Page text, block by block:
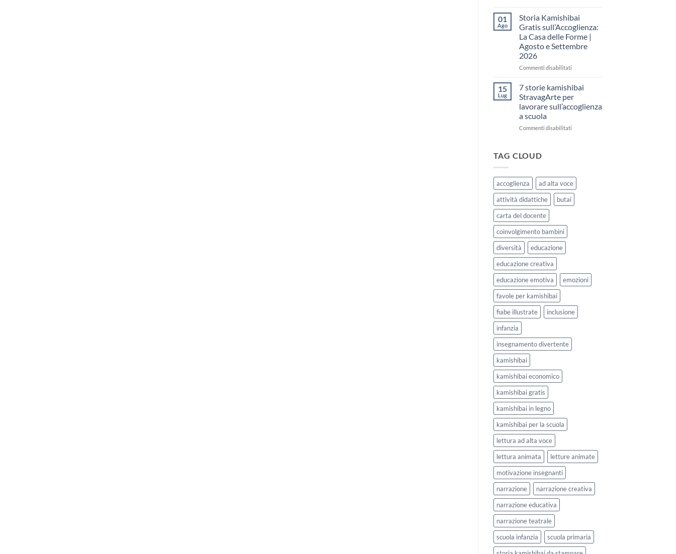
di
Attività
Kamishibai
Gratis
da
Stampare:
come
e
i
bambini
01
Ago
Storia Kamishibai
Gratis sull’Accoglienza:
La Casa delle Forme |
Agosto e Settembre
2026
Commenti disabilitatisu
Kamishibai
Gratis
sull’Accoglienza:
La
delle
2026
15
Lug
7 storie kamishibai
StravagArte per
lavorare sull’accoglienza
a scuola
Commenti disabilitatisu
lavorare
sull’accoglienza
a
scuola
TAG CLOUD
accoglienza
ad alta voce
attività didattiche
butai
carta del docente
coinvolgimento bambini
diversità
educazione
educazione creativa
educazione emotiva
emozioni
favole per kamishibai
fiabe illustrate
inclusione
infanzia
insegnamento divertente
kamishibai
kamishibai economico
kamishibai gratis
kamishibai in legno
kamishibai per la scuola
lettura ad alta voce
lettura animata
letture animate
motivazione insegnanti
narrazione
narrazione creativa
narrazione educativa
narrazione teatrale
scuola infanzia
scuola primaria